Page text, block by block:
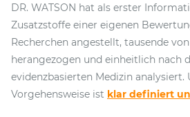
DR. WATSON hat als erster
Zusatzstoffe einer eigenen
Recherchen angestellt, tausende
herangezogen und einheitlich nach
evidenzbasierten Medizin analysiert.
Vorgehensweise ist klar definiert